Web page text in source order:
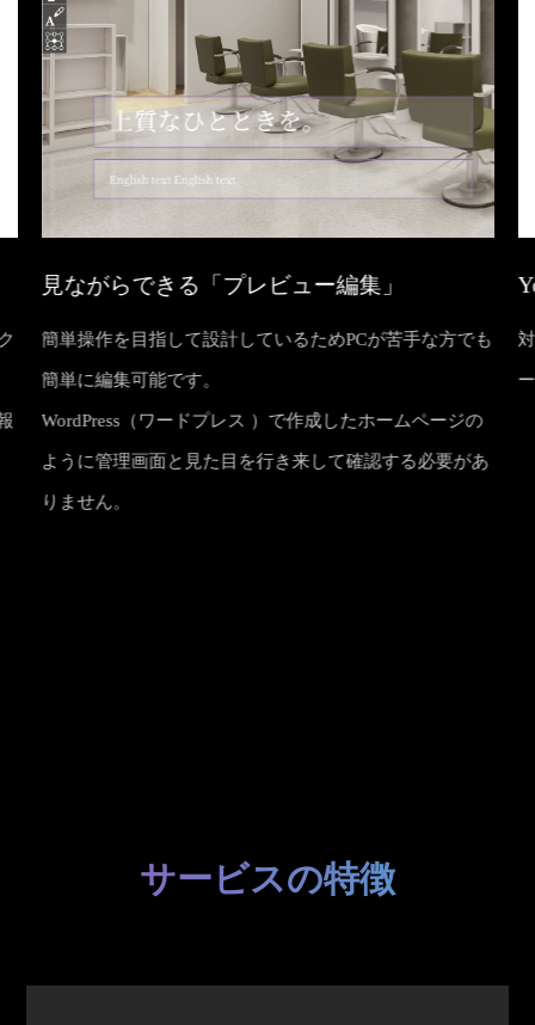
見ながらできる「プレビュー編集」
簡単操作を目指して設計しているためPCが苦手な方でも
簡単に編集可能です。
WordPress（ワードプレス ）で作成したホームページの
ように管理画面と見た目を行き来して確認する必要があ
りません。
サービスの特徴